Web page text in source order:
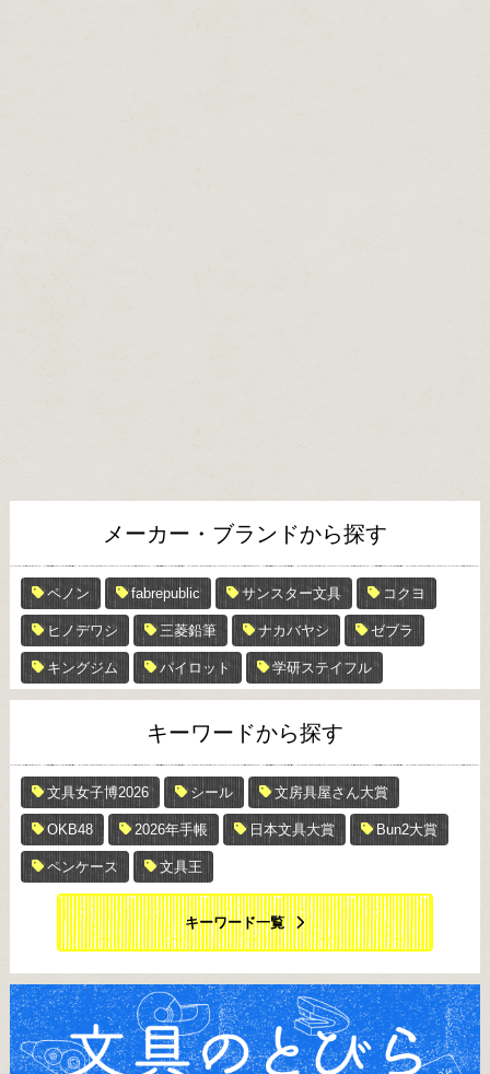
メーカー・ブランドから探す
ペノン fabrepublic サンスター文具 コクヨ
ヒノデワシ 三菱鉛筆 ナカバヤシ ゼブラ
キングジム パイロット 学研ステイフル
キーワードから探す
文具女子博2026 シール 文房具屋さん大賞
OKB48 2026年手帳 日本文具大賞 Bun2大賞
ペンケース 文具王
キーワード一覧